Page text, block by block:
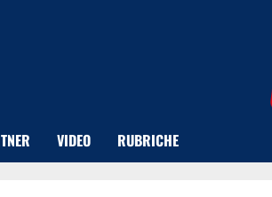
VIDEO RUBRICHE